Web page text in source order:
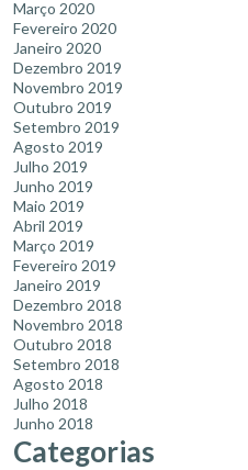
Março 2020
Fevereiro 2020
Janeiro 2020
Dezembro 2019
Novembro 2019
Outubro 2019
Setembro 2019
Agosto 2019
Julho 2019
Junho 2019
Maio 2019
Abril 2019
Março 2019
Fevereiro 2019
Janeiro 2019
Dezembro 2018
Novembro 2018
Outubro 2018
Setembro 2018
Agosto 2018
Julho 2018
Junho 2018
Categorias